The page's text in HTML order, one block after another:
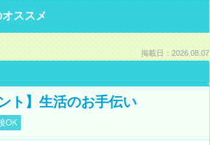
ススメ
掲載日：2026.08.07
ト】生活のお手伝い
OK